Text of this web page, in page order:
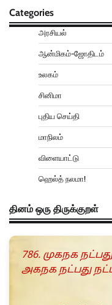
Categories
அரசியல்
ஆன்மிகம்-ஜோதிடம்
உலகம்
சினிமா
புதிய செய்தி
மாநிலம்
விளையாட்டு
ஹெல்த் நலமா!
தினம் ஒரு திருக்குறள்
786. முகநக
அகநக நட்பது